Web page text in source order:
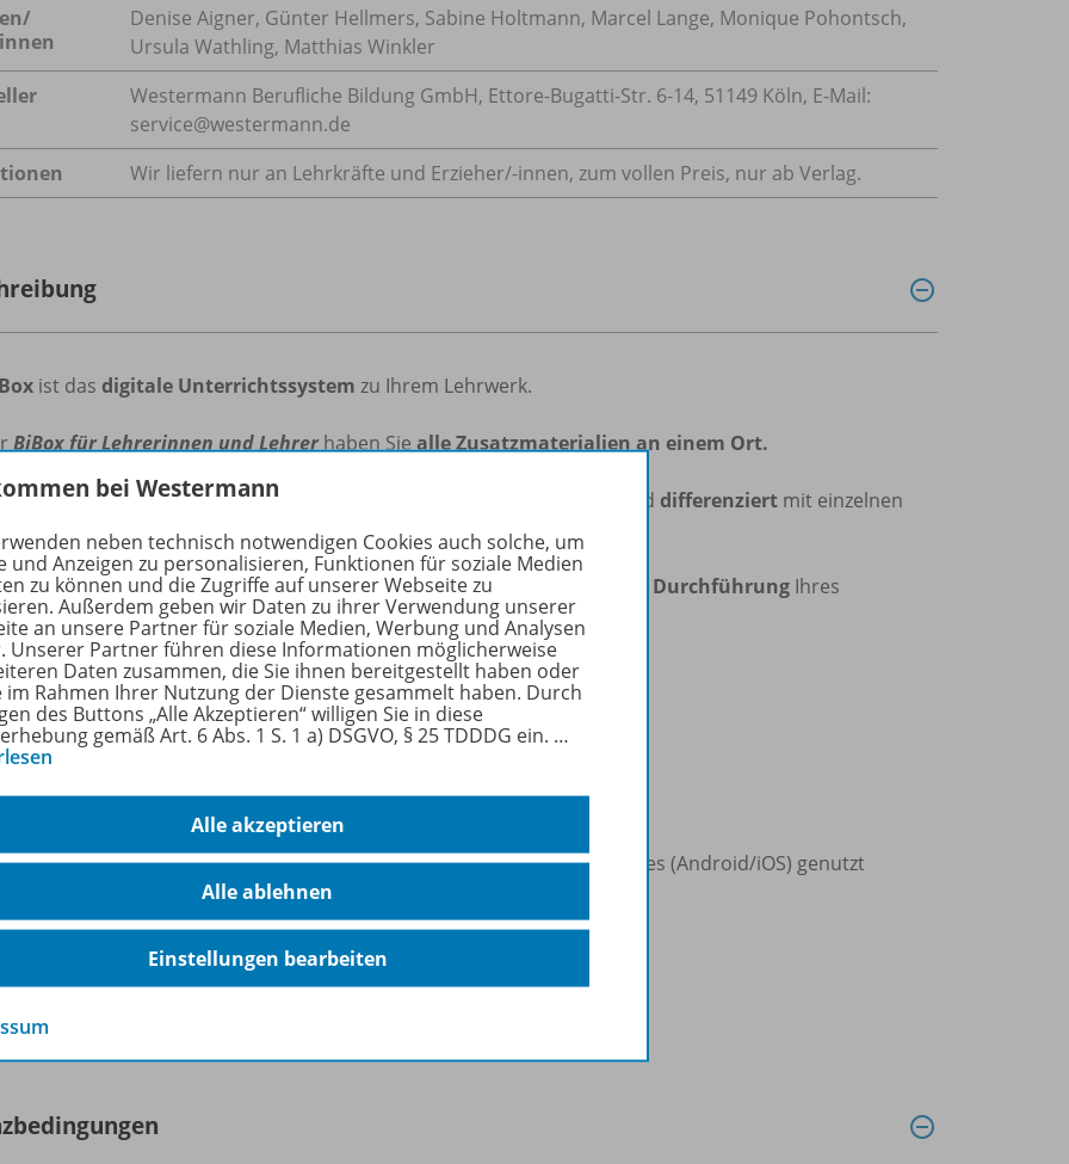
Denise Aigner, Günter Hellmers, Sabine Holtmann, Marcel Lange, Monique Pohontsch,
Ursula Wathling, Matthias Winkler
Westermann Berufliche Bildung GmbH, Ettore-Bugatti-Str. 6-14, 51149 Köln, E-Mail:
service@westermann.de
Wir liefern nur an Lehrkräfte und Erzieher/-innen, zum vollen Preis, nur ab Verlag.
ist das digitale Unterrichtssystem zu Ihrem Lehrwerk.
BiBox für Lehrerinnen und Lehrerhaben Siealle Zusatzmaterialien an einem Ort.
SieUnterrichtsmaterialienmit der ganzen Klasse oder und differenziert mit einzelnen
und Schülern.
Sie, wieeinfachundeffizientdieVorbereitung,Organisation Durchführung Ihres
sein kann!
BiBox für Lehrerinnen und Lehrerbeinhaltet:
für die Arbeit mit den Buchseiten
Funktion für eigene Dateien
kann flexibel auf dem PC (Windows/macOS), Tablets und Smartphones (Android/iOS) genutzt
ohne Internetverbindung.
Informationen zur BiBox finden Sie aufwww.bibox.schule
bei Westermann
neben technisch notwendigen Cookies auch solche, um
und Anzeigen zu personalisieren, Funktionen für soziale Medien
zu können und die Zugriffe auf unserer Webseite zu
Außerdem geben wir Daten zu ihrer Verwendung unserer
an unsere Partner für soziale Medien, Werbung und Analysen
Unserer Partner führen diese Informationen möglicherweise
Daten zusammen, die Sie ihnen bereitgestellt haben oder
im Rahmen Ihrer Nutzung der Dienste gesammelt haben. Durch
des Buttons „Alle Akzeptieren“ willigen Sie in diese
gemäß Art. 6 Abs. 1 S. 1 a) DSGVO, § 25 TDDDG ein. …
Alle akzeptieren
Alle ablehnen
Einstellungen bearbeiten